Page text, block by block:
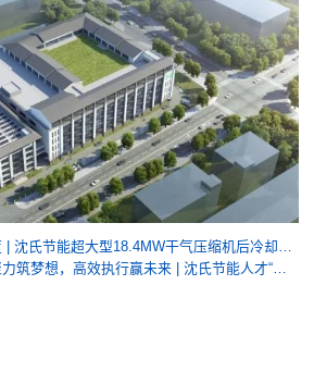
向海图强 驶向深蓝 | 沈氏节能超大型18.4MW干气压缩机后冷却器海工船舶“高定”再“出海”
沈氏节能:凝心聚力筑梦想，高效执行赢未来 | 沈氏节能人才“上新”很City